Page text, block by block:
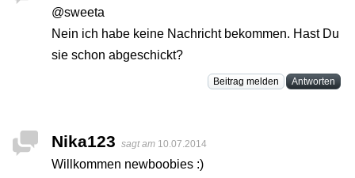
@sweeta
Nein ich habe keine Nachricht bekommen. Hast Du
sie schon abgeschickt?
Beitrag melden Antworten
Nika123 sagt am 10.07.2014
Willkommen newboobies :)